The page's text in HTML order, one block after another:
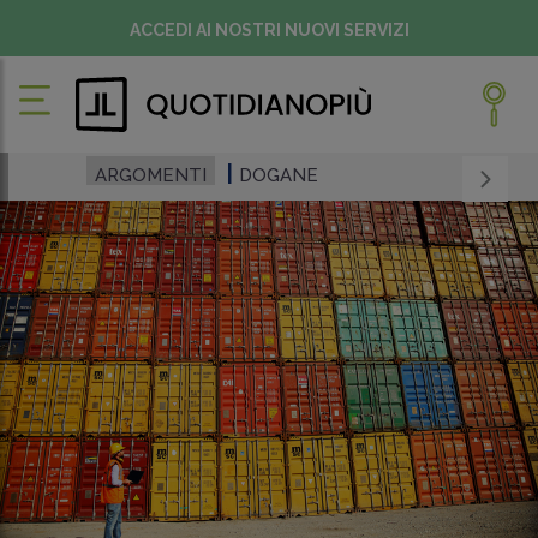
ACCEDI AI NOSTRI NUOVI SERVIZI
ARGOMENTI DOGANE